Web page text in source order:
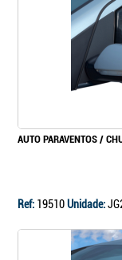
AUTO PARAVENTOS /
Ref: 19510Unidade: